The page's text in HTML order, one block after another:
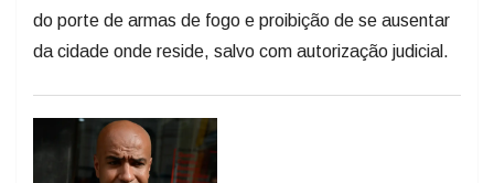
do porte de armas de fogo e proibição de se ausentar
da cidade onde reside, salvo com autorização judicial.